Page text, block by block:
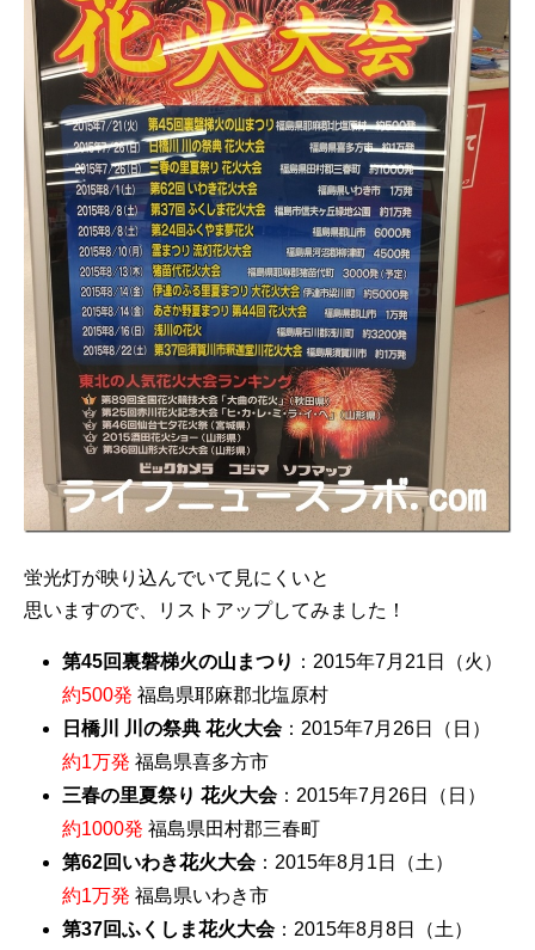
蛍光灯が映り込んでいて見にくいと
思いますので、リストアップしてみました！
第45回裏磐梯火の山まつり ：2015年7月21日（火）
約500発 福島県耶麻郡北塩原村
日橋川 川の祭典 花火大会：2015年7月26日（日）
約1万発 福島県喜多方市
三春の里夏祭り 花火大会：2015年7月26日（日）
約1000発 福島県田村郡三春町
第62回いわき花火大会：2015年8月1日（土）
約1万発 福島県いわき市
第37回ふくしま花火大会：2015年8月8日（土）